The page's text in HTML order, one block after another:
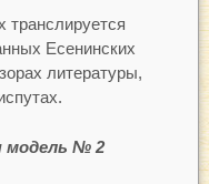
транслируется
Есенинских
литературы,
модель № 2